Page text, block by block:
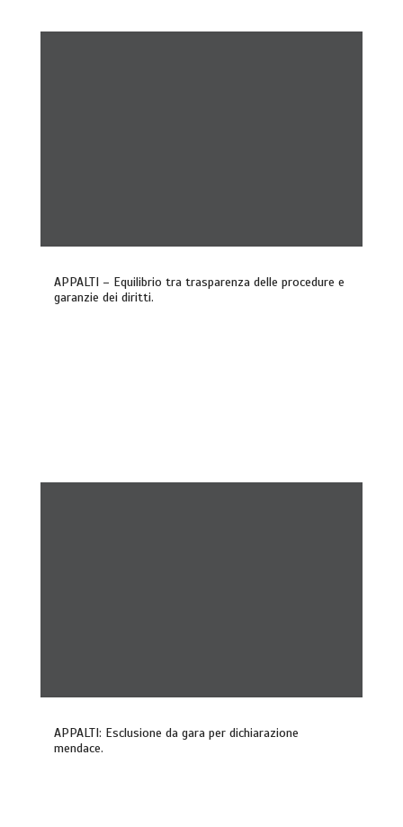
APPALTI – Equilibrio tra trasparenza delle procedure e
garanzie dei diritti.
APPALTI: Esclusione da gara per dichiarazione
mendace.